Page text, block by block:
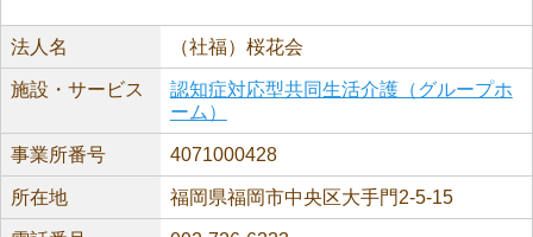
法人名 （社福）桜花会
施設・サービス
認知症対応型共同生活介護（グループホ
ーム）
事業所番号 4071000428
所在地 福岡県福岡市中央区大手門2-5-15